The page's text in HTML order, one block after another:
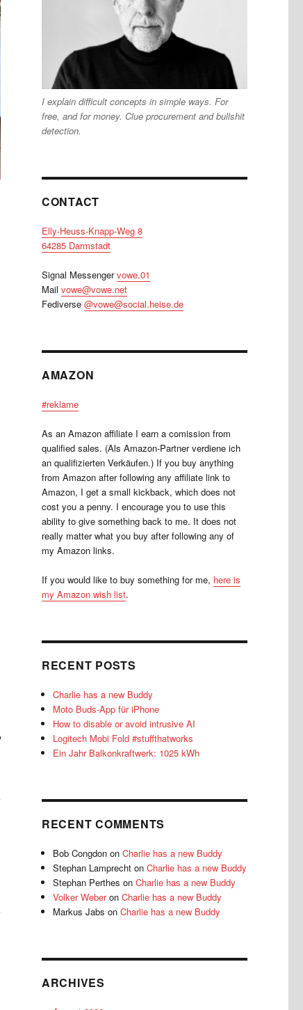
I explain difficult concepts in simple ways. For
free, and for money. Clue procurement and bullshit
detection.
CONTACT
Elly-Heuss-Knapp-Weg 8
64285 Darmstadt
Signal Messengervowe.01
Mail vowe@vowe.net
Fediverse @vowe@social.heise.de
AMAZON
#reklame
As an Amazon affiliate I earn a comission from
qualified sales. (Als Amazon-Partner verdiene ich
an qualifizierten Verkäufen.) If you buy anything
from Amazon after following any affiliate link to
Amazon, I get a small kickback, which does not
cost you a penny. I encourage you to use this
ability to give something back to me. It does not
really matter what you buy after following any of
my Amazon links.
If you would like to buy something for me, here is
my Amazon wish list.
RECENT POSTS
Charlie has a new Buddy
Moto Buds-App für iPhone
How to disable or avoid intrusive AI
Logitech Mobi Fold #stuffthatworks
Ein Jahr Balkonkraftwerk: 1025 kWh
RECENT COMMENTS
Bob Congdon onCharlie has a new Buddy
Stephan Lamprecht onCharlie has a new Buddy
Stephan Perthes onCharlie has a new Buddy
Volker WeberonCharlie has a new Buddy
Markus Jabs onCharlie has a new Buddy
ARCHIVES